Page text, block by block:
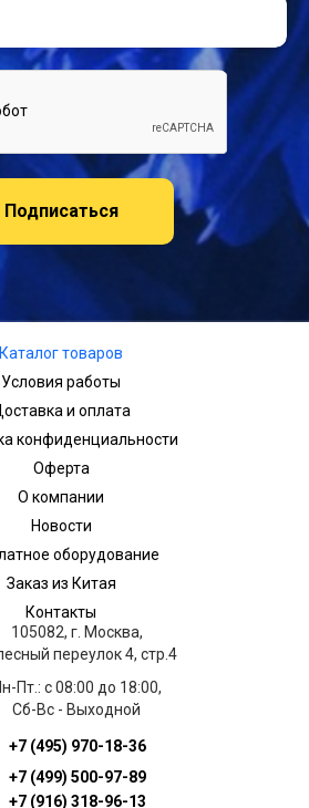
Подписаться
Каталог товаров
Условия работы
и оплата
конфиденциальности
Оферта
О компании
Новости
оборудование
Заказ из Китая
Контакты
105082, г. Москва,
переулок 4, стр.4
Пт.: с 08:00 до 18:00,
Сб-Вс - Выходной
+7 (495) 970-18-36
+7 (499) 500-97-89
+7 (916) 318-96-13